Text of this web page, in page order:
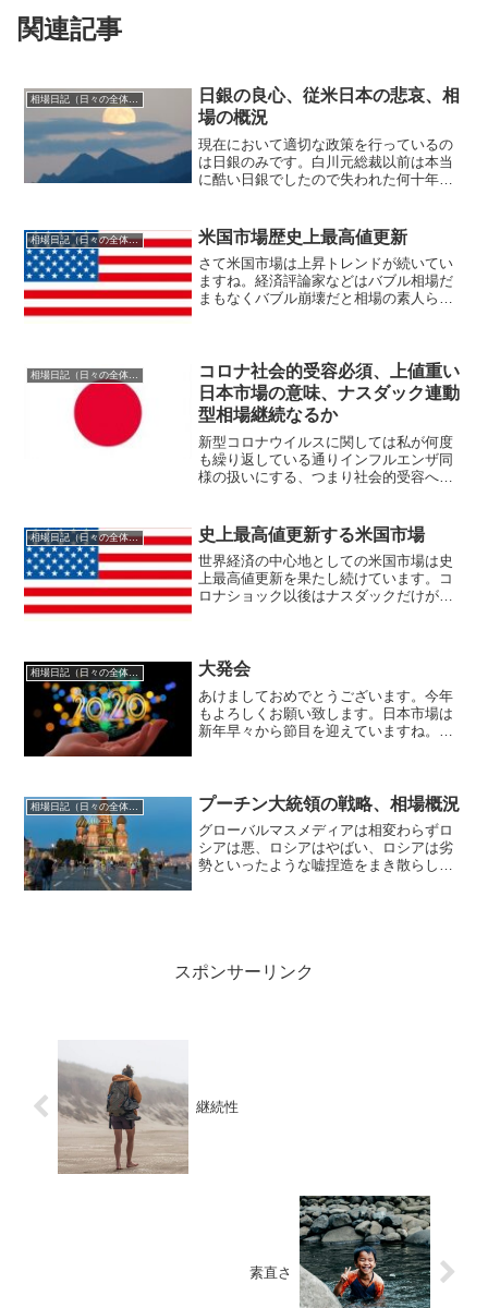
関連記事
日銀の良心、従米日本の悲哀、相
場の概況
現在において適切な政策を行っているの
は日銀のみです。白川元総裁以前は本当
に酷い日銀でしたので失われた何十年と
逆バブル相場が到来しました。株式市場
にとっては金融政策と...
相場日記（日々の全体相場観） 米国市場歴史上最高値更新
さて米国市場は上昇トレンドが続いてい
ますね。経済評論家などはバブル相場だ
まもなくバブル崩壊だと相場の素人らし
践し続けて生き残り続けて...
コロナ社会的受容必須、上値重い
日本市場の意味、ナスダック連動
型相場継続なるか
新型コロナウイルスに関しては私が何度
も繰り返している通りインフルエンザ同
様の扱いにする、つまり社会的受容へ向
持って行動した国が経済的にも社会的に
も最も損失が少ない国とな...
相場日記（日々の全体相場観） 史上最高値更新する米国市場
世界経済の中心地としての米国市場は史
上最高値更新を果たし続けています。コ
ロナショック以後はナスダックだけが強
そのおこぼれを頂いている...
大発会
あけましておめでとうございます。今年
もよろしくお願い致します。日本市場は
新年早々から節目を迎えていますね。い
弱い日本市場ですが米国市...
相場日記（日々の全体相場観） プーチン大統領の戦略、相場概況
グローバルマスメディアは相変わらずロ
シアは悪、ロシアはやばい、ロシアは劣
勢といったような嘘捏造をまき散らして
スポンサーリンク
継続性
素直さ